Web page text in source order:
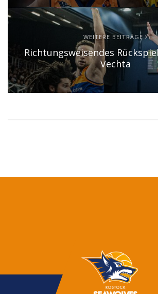
WEITERE BEITRÄGE
Richtungsweisendes
Vechta